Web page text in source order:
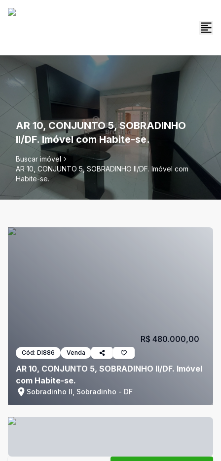
AR 10, CONJUNTO 5, SOBRADINHO
II/DF. Imóvel com Habite-se.
Buscar imóvel
AR 10, CONJUNTO 5, SOBRADINHO II/DF. Imóvel com
Habite-se.
Cód: DI886 Venda
AR 10, CONJUNTO 5, SOBRADINHO II/DF. Imóvel
com Habite-se.
Sobradinho II, Sobradinho - DF
R$ 480.000,00